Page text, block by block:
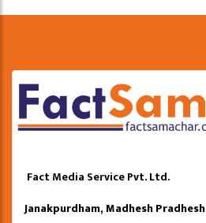
Fact Media Service Pvt. Ltd.
Janakpurdham, Madhesh Pradhesh